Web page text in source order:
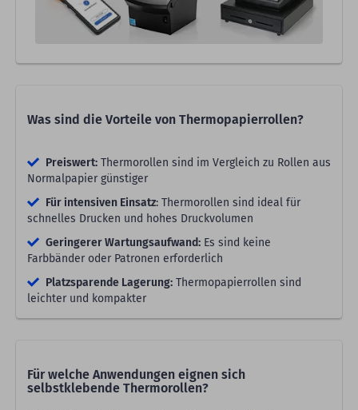
Was sind die Vorteile von Thermopapierrollen?
Preiswert: Thermorollen sind im Vergleich zu Rollen aus
Normalpapier günstiger
Für intensiven Einsatz: Thermorollen sind ideal für
schnelles Drucken und hohes Druckvolumen
Geringerer Wartungsaufwand: Es sind keine
Farbbänder oder Patronen erforderlich
Platzsparende Lagerung: Thermopapierrollen sind
leichter und kompakter
Für welche Anwendungen eignen sich
selbstklebende Thermorollen?